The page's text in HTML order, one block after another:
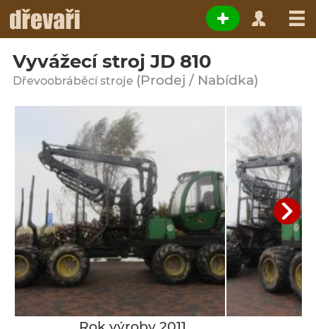
Vyvážecí stroj JD 810
Dřevoobráběcí stroje (Prodej / Nabídka)